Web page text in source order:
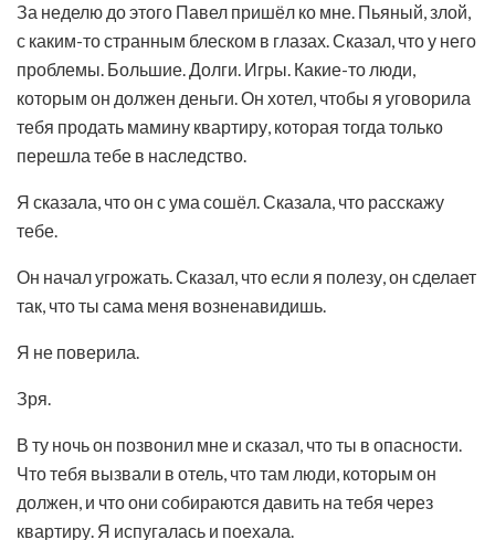
За неделю до этого Павел пришёл ко мне. Пьяный, злой,
с каким-то странным блеском в глазах. Сказал, что у него
проблемы. Большие. Долги. Игры. Какие-то люди,
которым он должен деньги. Он хотел, чтобы я уговорила
тебя продать мамину квартиру, которая тогда только
перешла тебе в наследство.
Я сказала, что он с ума сошёл. Сказала, что расскажу
тебе.
Он начал угрожать. Сказал, что если я полезу, он сделает
так, что ты сама меня возненавидишь.
Я не поверила.
Зря.
В ту ночь он позвонил мне и сказал, что ты в опасности.
Что тебя вызвали в отель, что там люди, которым он
должен, и что они собираются давить на тебя через
квартиру. Я испугалась и поехала.